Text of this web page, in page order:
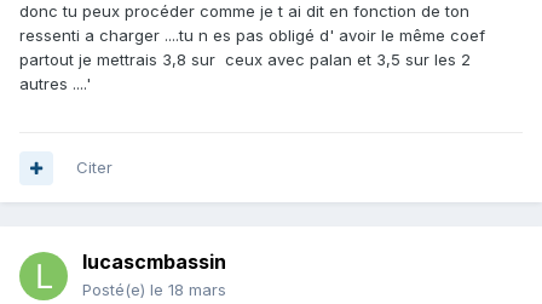
donc tu peux procéder comme je t ai dit en fonction de ton
ressenti a charger ....tu n es pas obligé d' avoir le même coef
partout je mettrais 3,8 sur ceux avec palan et 3,5 sur les 2
autres ....'
Citer
lucascmbassin
Posté(e) le 18 mars